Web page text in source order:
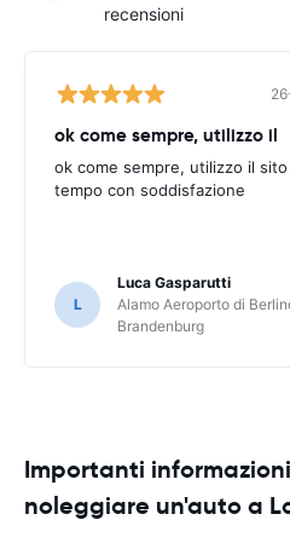
recensioni
ok come sempre, utilizzo il
ok come sempre, utilizzo il sito
tempo con soddisfazione
L
Luca Gasparutti
Alamo Aeroporto di
Brandenburg
Importanti
noleggiare un'auto a